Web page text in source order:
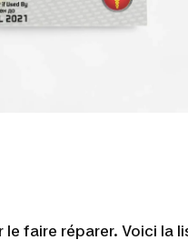
faire réparer. Voici la